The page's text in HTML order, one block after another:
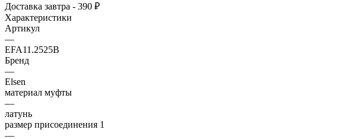
Доставка завтра - 390 ₽
Характеристики
Артикул
—
EFA11.2525B
Бренд
—
Elsen
материал муфты
—
латунь
размер присоединения 1
—